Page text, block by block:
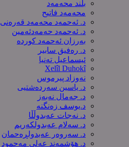
بلند محەمەد
محەمەد فاتیح
د. ئەحمەد محەمەد قەرەنی
د. ئەحمەد حەمەدئەمین
بەرزان ئەحمەد کورده
د. رەفیق سابیر
ئیسماعیل تەنیا
Xelîl Duhokî
نەوزاد پیرموس
د. یاسین سەردەشتیی
د. جەمال نەبەز
د.یوسف زه‌نگنه‌
د. نەجات عەبدوڵڵا
د. سەلام عەبدولكەریم
د. سەروەر عەبدولڕەحمان
د. هۆشمەند عەلی مەحمود